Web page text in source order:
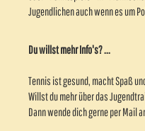
Jugendlichen auch wenn es um
Du willst mehr Info's? ...
Tennis ist gesund, macht Spaß
Willst du mehr über das
Dann wende dich gerne per Mail